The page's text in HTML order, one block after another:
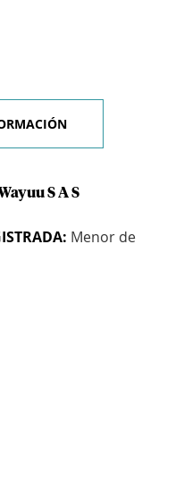
S A S
Menor de